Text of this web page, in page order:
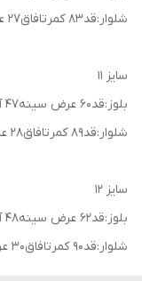
شلوار:قد۸۳ کمرتافاق۲۷ عرض کمر۲۷تا۴۰
سایز ۱۱
بلوز:قد۶۰ عرض سینه۴۷ آستین ازیقه۶۶
شلوار:قد۸۹ کمرتافاق۲۸ عرض کمر۲۹تا۴۵
سایز ۱۲
بلوز:قد۶۲ عرض سینه۴۸ آستین ازیقه۶۸
شلوار:قد۹۰ کمرتافاق۳۰ عرض کمر۳۰تا۴۸